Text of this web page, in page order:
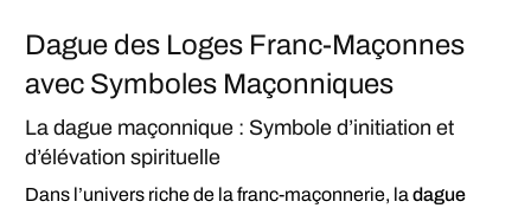
Dague des Loges Franc-Maçonnes
avec Symboles Maçonniques
La dague maçonnique : Symbole d’initiation et
d’élévation spirituelle
Dans l’univers riche de la franc-maçonnerie, ladague